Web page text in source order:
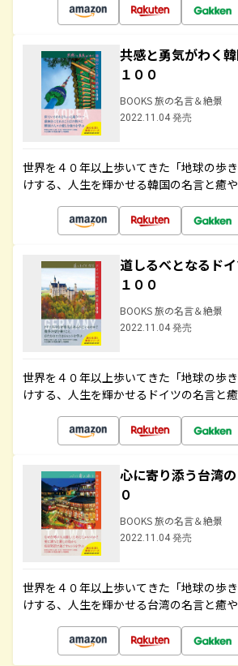
共感と勇気がわく
１００
BOOKS 旅の名言＆絶景
2022.11.04 発売
世界を４０年以上歩いてきた「地球の歩
けする、人生を輝かせる韓国の名言と癒
道しるべとなるド
１００
BOOKS 旅の名言＆絶景
2022.11.04 発売
世界を４０年以上歩いてきた「地球の歩
けする、人生を輝かせるドイツの名言と
心に寄り添う台湾
０
BOOKS 旅の名言＆絶景
2022.11.04 発売
世界を４０年以上歩いてきた「地球の歩
けする、人生を輝かせる台湾の名言と癒